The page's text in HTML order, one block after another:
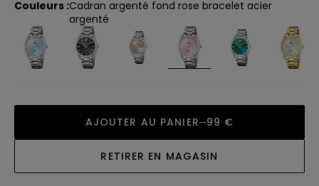
Couleurs :cadran argenté fond rose bracelet acier
argenté
AJOUTER AU PANIER 99 €
RETIRER EN MAGASIN